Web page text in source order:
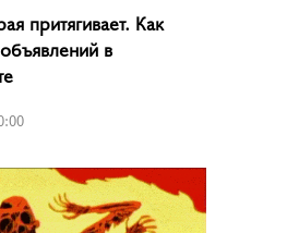
притягивает. Как
в